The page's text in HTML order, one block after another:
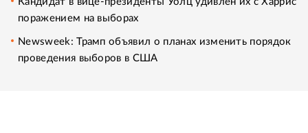
поражением на выборах
Newsweek: Трамп объявил о планах изменить порядок
проведения выборов в США